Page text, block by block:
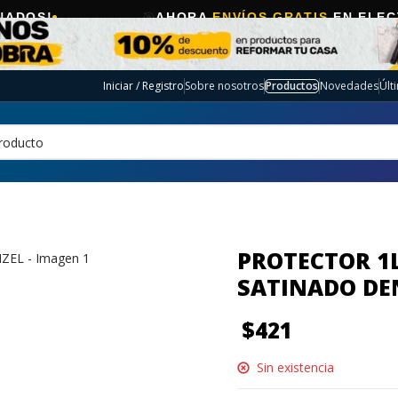
🎯AHORAENVÍOS GRATISEN ELECTRO
Iniciar / RegistroSobre nosotrosProductosNovedades
PROTECTOR
SATINADO
$421
Sin existencia